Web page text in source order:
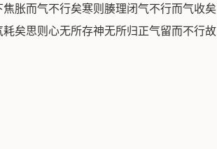
胀而气不行矣寒则腠理闭气不行而气收矣
矣思则心无所存神无所归正气留而不行故